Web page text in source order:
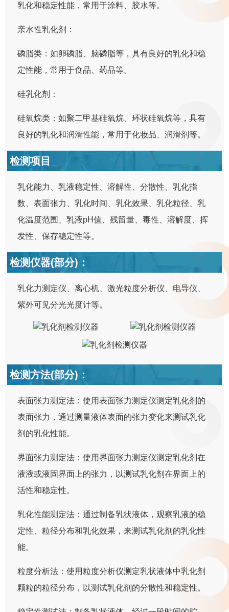
乳化和稳定性能，常用于涂料、胶水等。
亲水性乳化剂：
磷脂类：如卵磷脂、脑磷脂等，具有良好的乳化和稳
定性能，常用于食品、药品等。
硅乳化剂：
硅氧烷类：如聚二甲基硅氧烷、环状硅氧烷等，具有
良好的乳化和润滑性能，常用于化妆品、润滑剂等。
检测项目
乳化能力、乳液稳定性、溶解性、分散性、乳化指
数、表面张力、乳化时间、乳化效果、乳化粒径、乳
化温度范围、乳液pH值、残留量、毒性、溶解度、挥
发性、保存稳定性等。
检测仪器(部分)：
乳化力测定仪、离心机、激光粒度分析仪、电导仪、
紫外可见分光光度计等。
检测方法(部分)：
表面张力测定法：使用表面张力测定仪测定乳化剂的
表面张力，通过测量液体表面的张力变化来测试乳化
剂的乳化性能。
界面张力测定法：使用界面张力测定仪测定乳化剂在
液液或液固界面上的张力，以测试乳化剂在界面上的
活性和稳定性。
乳化性能测定法：通过制备乳状液体，观察乳液的稳
定性、粒径分布和乳化效果，来测试乳化剂的乳化性
能。
粒度分析法：使用粒度分析仪测定乳状液体中乳化剂
颗粒的粒径分布，以测试乳化剂的分散性和稳定性。